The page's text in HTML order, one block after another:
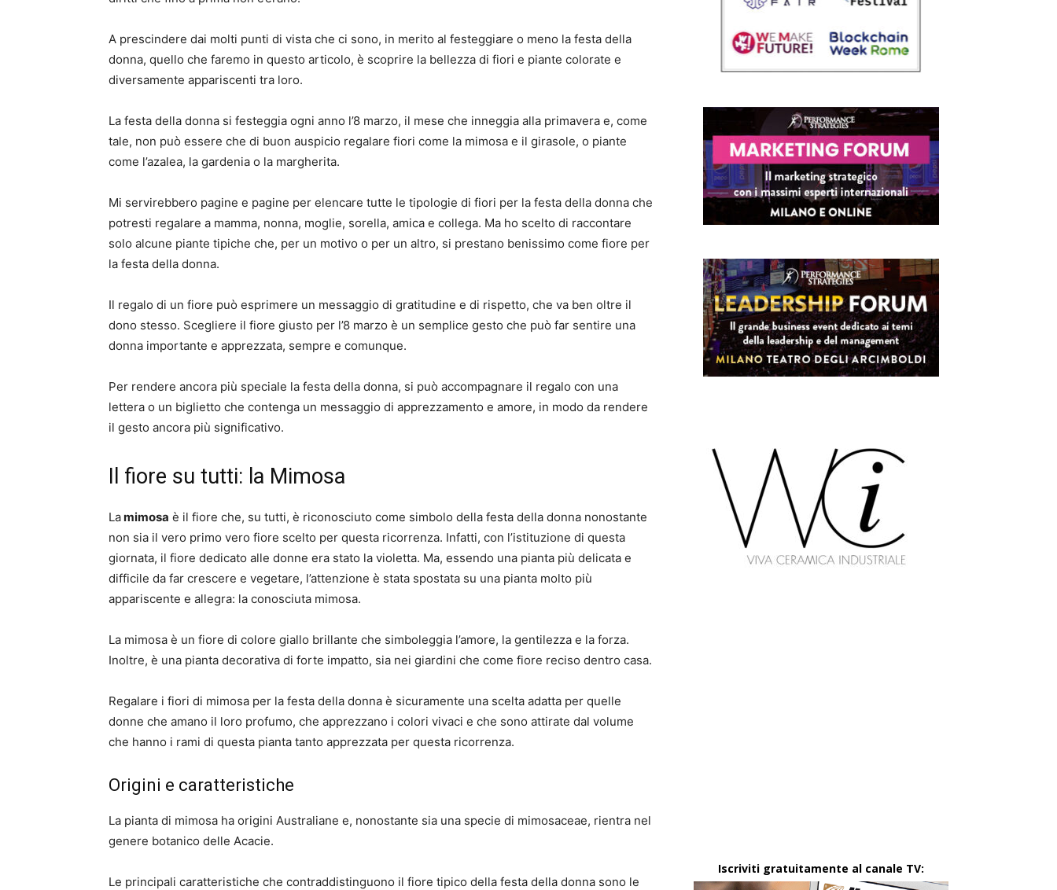
A prescindere dai molti punti di vista che ci sono, in merito al festeggiare o meno la festa della
donna, quello che faremo in questo articolo, è scoprire la bellezza di fiori e piante colorate e
diversamente appariscenti tra loro.
La festa della donna si festeggia ogni anno l’8 marzo, il mese che inneggia alla primavera e, come
tale, non può essere che di buon auspicio regalare fiori come la mimosa e il girasole, o piante
come l’azalea, la gardenia o la margherita.
Mi servirebbero pagine e pagine per elencare tutte le tipologie di fiori per la festa della donna che
potresti regalare a mamma, nonna, moglie, sorella, amica e collega. Ma ho scelto di raccontare
solo alcune piante tipiche che, per un motivo o per un altro, si prestano benissimo come fiore per
la festa della donna.
Il regalo di un fiore può esprimere un messaggio di gratitudine e di rispetto, che va ben oltre il
dono stesso. Scegliere il fiore giusto per l’8 marzo è un semplice gesto che può far sentire una
donna importante e apprezzata, sempre e comunque.
Per rendere ancora più speciale la festa della donna, si può accompagnare il regalo con una
lettera o un biglietto che contenga un messaggio di apprezzamento e amore, in modo da rendere
il gesto ancora più significativo.
Il fiore su tutti: la Mimosa
Lamimosa è il fiore che, su tutti, è riconosciuto come simbolo della festa della donna nonostante
non sia il vero primo vero fiore scelto per questa ricorrenza. Infatti, con l’istituzione di questa
giornata, il fiore dedicato alle donne era stato la violetta. Ma, essendo una pianta più delicata e
difficile da far crescere e vegetare, l’attenzione è stata spostata su una pianta molto più
appariscente e allegra: la conosciuta mimosa.
La mimosa è un fiore di colore giallo brillante che simboleggia l’amore, la gentilezza e la forza.
Inoltre, è una pianta decorativa di forte impatto, sia nei giardini che come fiore reciso dentro casa.
Regalare i fiori di mimosa per la festa della donna è sicuramente una scelta adatta per quelle
donne che amano il loro profumo, che apprezzano i colori vivaci e che sono attirate dal volume
che hanno i rami di questa pianta tanto apprezzata per questa ricorrenza.
Origini e caratteristiche
La pianta di mimosa ha origini Australiane e, nonostante sia una specie di mimosaceae, rientra nel
genere botanico delle Acacie.
Le principali caratteristiche che contraddistinguono il fiore tipico della festa della donna sono le
Iscriviti gratuitamente al canale TV: